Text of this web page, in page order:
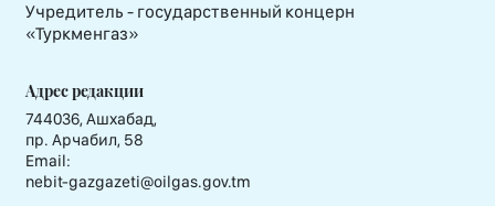
Учредитель - государственный концерн
«Туркменгаз»
Адрес редакции
744036, Ашхабад,
пр. Арчабил, 58
Email:
nebit-gazgazeti@oilgas.gov.tm